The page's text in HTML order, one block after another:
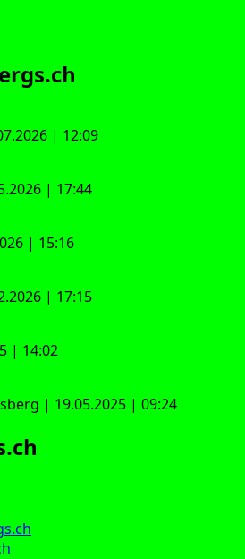
| 12:09
| 17:44
| 15:16
| 17:15
| 14:02
| 19.05.2025 | 09:24